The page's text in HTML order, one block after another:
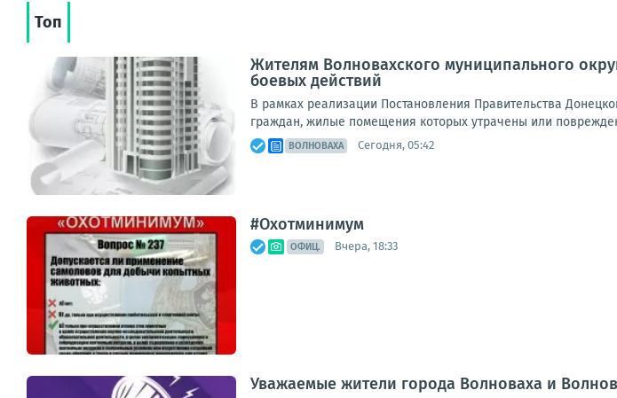
Топ
Жителям Волновахского муниципального
боевых действий
В рамках реализации Постановления Правительства
граждан, жилые помещения которых утрачены или
ВОЛНОВАХА Сегодня, 05:42
#Охотминимум
ОФИЦ. Вчера, 18:33
Уважаемые жители города Волноваха и